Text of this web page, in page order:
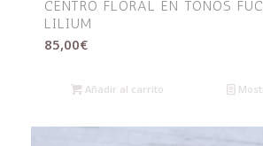
CENTRO FLORAL EN TONOS
LILIUM
85,00€
Añadir al carrito